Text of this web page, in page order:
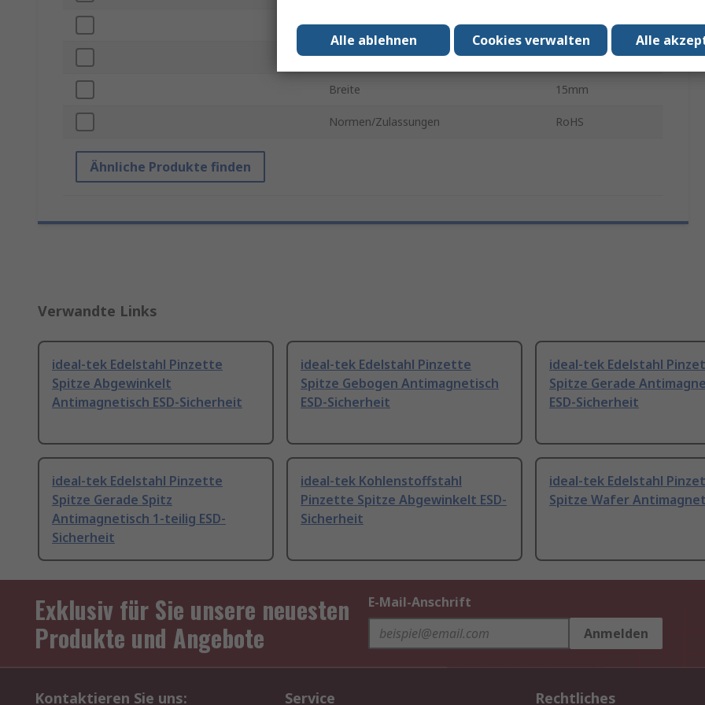
ESD-Sicherheit Ja
Säurebeständig Ja
Breite 15mm
Normen/Zulassungen RoHS
Ähnliche Produkte finden
Verwandte Links
ideal-tek Edelstahl Pinzette
Spitze Abgewinkelt
Antimagnetisch ESD-Sicherheit
ideal-tek Edelstahl Pinzette
Spitze Gebogen Antimagnetisch
ESD-Sicherheit
ideal-tek Edelstahl
Spitze Gerade
ESD-Sicherheit
ideal-tek Edelstahl Pinzette
Spitze Gerade Spitz
Antimagnetisch 1-teilig ESD-
Sicherheit
ideal-tek Kohlenstoffstahl
Pinzette Spitze Abgewinkelt ESD-
Sicherheit
ideal-tek Edelstahl
Spitze Wafer
Exklusiv für Sie unsere neuesten
Produkte und Angebote
E-Mail-Anschrift
Anmelden
Kontaktieren Sie uns: Service Rechtliches
Alle
Cookies verwalten
Alle ablehnen